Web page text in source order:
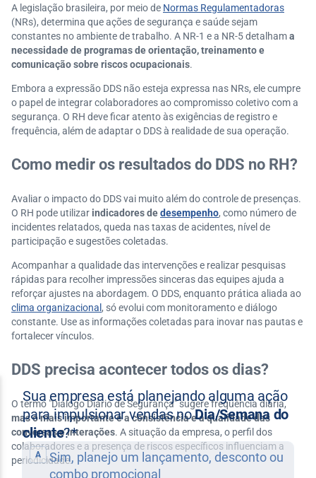
A legislação brasileira, por meio de Normas Regulamentadoras
(NRs), determina que ações de segurança e saúde sejam
constantes no ambiente de trabalho. A NR-1 e a NR-5 detalhama
necessidade de programas de orientação, treinamento e
comunicação sobre riscos ocupacionais.
Embora a expressão DDS não esteja expressa nas NRs, ele cumpre
o papel de integrar colaboradores ao compromisso coletivo com a
segurança. O RH deve ficar atento às exigências de registro e
frequência, além de adaptar o DDS à realidade de sua operação.
Como medir os resultados do DDS no RH?
Avaliar o impacto do DDS vai muito além do controle de presenças.
O RH pode utilizar indicadores dedesempenho, como número de
incidentes relatados, queda nas taxas de acidentes, nível de
participação e sugestões coletadas.
Acompanhar a qualidade das intervenções e realizar pesquisas
rápidas para recolher impressões sinceras das equipes ajuda a
reforçar ajustes na abordagem. O DDS, enquanto prática aliada ao
clima organizacional , só evolui com monitoramento e diálogo
constante. Use as informações coletadas para inovar nas pautas e
fortalecer vínculos.
DDS precisa acontecer todos os dias?
O termo "Diálogo Diário de Segurança" sugere frequência diária,
mas o mais importante é a consistência e a qualidade das
conversas e interações. A situação da empresa, o perfil dos
colaboradores e a presença de riscos específicos influenciam a
periodicidade.